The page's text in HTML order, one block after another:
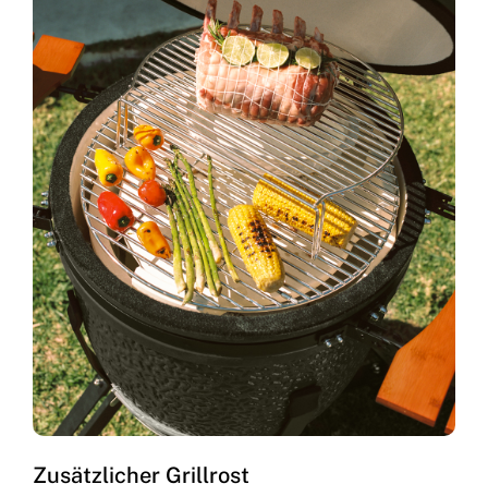
Zusätzlicher Grillrost